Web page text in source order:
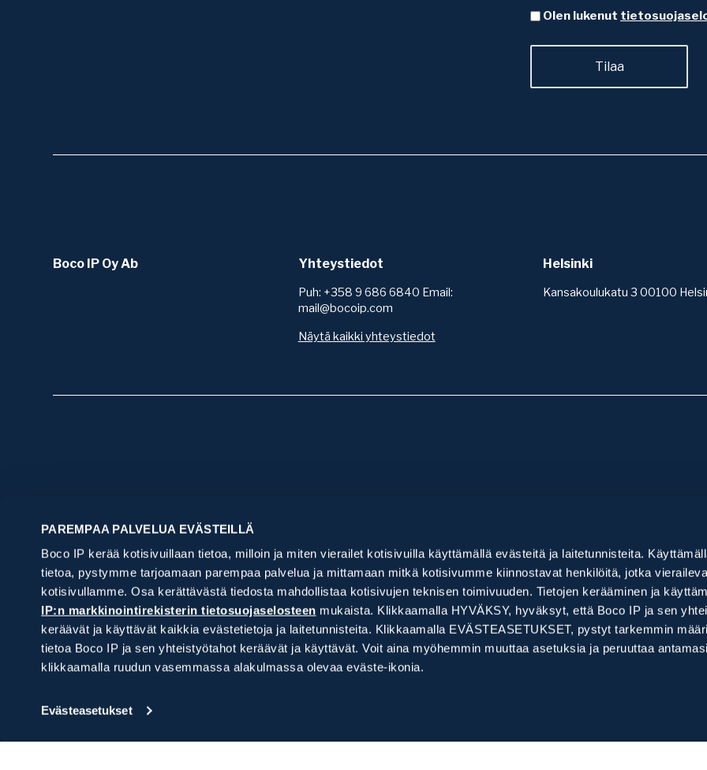
PAREMPAA PALVELUA EVÄSTEILLÄ
Boco IP kerää kotisivuillaan tietoa, milloin ja miten vierailet kotisivuilla käyttämällä evästeitä ja laitetunnisteita.
tietoa, pystymme tarjoamaan parempaa palvelua ja mittamaan mitkä kotisivumme kiinnostavat henkilöitä, jotka
kotisivullamme. Osa kerättävästä tiedosta mahdollistaa kotisivujen teknisen toimivuuden. Tietojen kerääminen ja
IP:n markkinointirekisterin tietosuojaselosteen mukaista. Klikkaamalla HYVÄKSY, hyväksyt, että Boco IP ja sen
keräävät ja käyttävät kaikkia evästetietoja ja laitetunnisteita. Klikkaamalla EVÄSTEASETUKSET, pystyt tarkemmin
tietoa Boco IP ja sen yhteistyötahot keräävät ja käyttävät. Voit aina myöhemmin muuttaa asetuksia ja peruuttaa
klikkaamalla ruudun vasemmassa alakulmassa olevaa eväste-ikonia.
Evästeasetukset
Olen lukenut
Boco IP Oy Ab Yhteystiedot
Puh: +358 9 686 6840 Email:
mail@bocoip.com
Näytä kaikki yhteystiedot
Helsinki
Kansakoulukatu 3 00100
Haluan suojata keksintöni ja brändini
Tarvitsen IP-lakipalveluita
Haluan saada IPR-asiat kuntoon, mutta
en tiedä mistä aloittaa
Patentit
Teknologiakartoitus
Toimintavapauskartoitus (FTO)
Uutuustutkimus ja patentoitavuus
Tavaramerkit
Ennakkotutkimus
Suojauspalvelut +
Suojan hakeminen ja rekisteröinti
Verkkotunnus (Domain)
Mallisuoja
Hyödyllisyysmalli
Patentti
Tavaramerkki
Salkunhallinta ja valvonta +
Salkunhallinta
IPR-vakuutus
Patenttien arvonmääritys
IP-strategian luominen
Siirrot ja nimenmuutokset
Kilpailijaseuranta
IP-lakipalvelut +
Sopimukset
Konsultaatio ja sopimusten laadinta
Riita-asiat
Asiakastarinat
Uutiset ja blogi